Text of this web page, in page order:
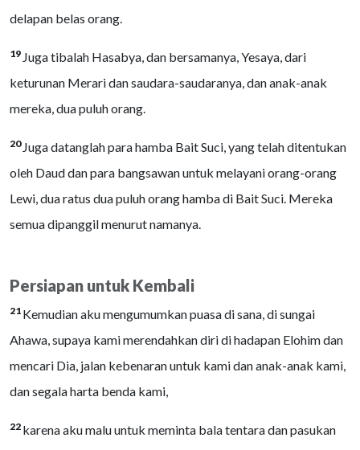
delapan belas orang.
19 Juga tibalah Hasabya, dan bersamanya, Yesaya, dari
keturunan Merari dan saudara-saudaranya, dan anak-anak
mereka, dua puluh orang.
20 Juga datanglah para hamba Bait Suci, yang telah ditentukan
oleh Daud dan para bangsawan untuk melayani orang-orang
Lewi, dua ratus dua puluh orang hamba di Bait Suci. Mereka
semua dipanggil menurut namanya.
Persiapan untuk Kembali
21 Kemudian aku mengumumkan puasa di sana, di sungai
Ahawa, supaya kami merendahkan diri di hadapan Elohim dan
mencari Dia, jalan kebenaran untuk kami dan anak-anak kami,
dan segala harta benda kami,
22 karena aku malu untuk meminta bala tentara dan pasukan